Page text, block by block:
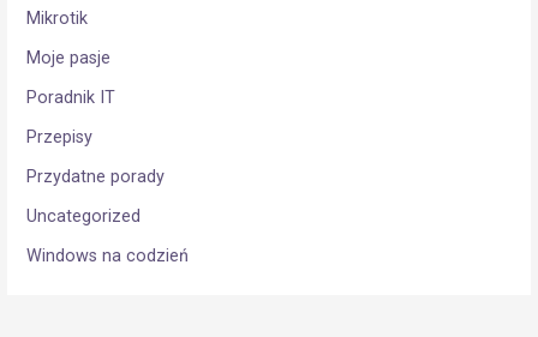
Mikrotik
Moje pasje
Poradnik IT
Przepisy
Przydatne porady
Uncategorized
Windows na codzień